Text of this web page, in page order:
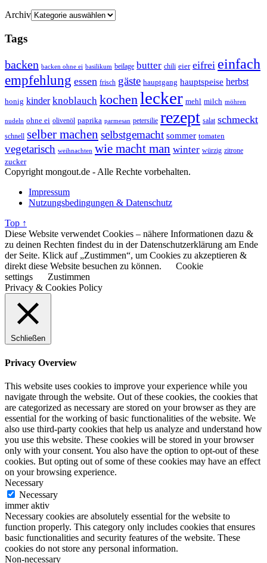
Archiv
Tags
backen backen ohne ei basilikum beilage butter chili eier eifrei einfach
empfehlung essen frisch gäste hauptgang hauptspeise herbst
honig kinder knoblauch kochenlecker mehl milch möhren
nudeln ohne ei olivenöl paprika parmesan petersilie rezept salat schmeckt
schnell selber machen selbstgemacht sommer tomaten
vegetarisch weihnachten wie macht man winter würzig zitrone
zucker
Copyright mongout.de - Alle Rechte vorbehalten.
Impressum
Nutzungsbedingungen & Datenschutz
Top ↑
Diese Website verwendet Cookies – nähere Informationen dazu &
zu deinen Rechten findest du in der Datenschutzerklärung am Ende
der Seite. Klick auf „Zustimmen“, um Cookies zu akzeptieren &
direkt diese Website besuchen zu können.
Cookie
settings
Zustimmen
Privacy & Cookies Policy
Schließen
Privacy Overview
This website uses cookies to improve your experience while you
navigate through the website. Out of these cookies, the cookies that
are categorized as necessary are stored on your browser as they are
essential for the working of basic functionalities of the website. We
also use third-party cookies that help us analyze and understand how
you use this website. These cookies will be stored in your browser
only with your consent. You also have the option to opt-out of these
cookies. But opting out of some of these cookies may have an effect
on your browsing experience.
Necessary
Necessary
immer aktiv
Necessary cookies are absolutely essential for the website to
function properly. This category only includes cookies that ensures
basic functionalities and security features of the website. These
cookies do not store any personal information.
Non-necessary